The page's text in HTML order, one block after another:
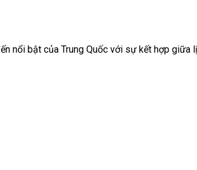
nổi bật của Trung Quốc với sự kết hợp giữa